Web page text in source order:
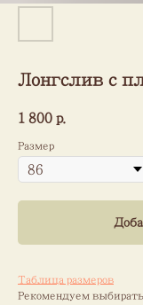
Лонгслив с
1 800 р.
Размер
Таблица размеров
Рекомендуем выбирать